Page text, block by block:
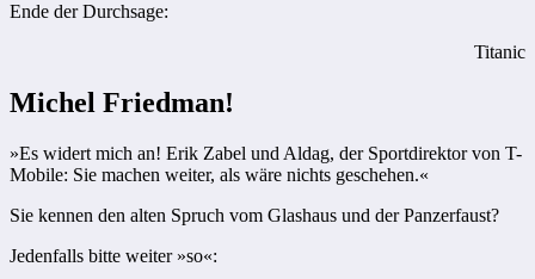
Ende der Durchsage:
Titanic
Michel Friedman!
»Es widert mich an! Erik Zabel und Aldag, der Sportdirektor von T-
Mobile: Sie machen weiter, als wäre nichts geschehen.«
Sie kennen den alten Spruch vom Glashaus und der Panzerfaust?
Jedenfalls bitte weiter »so«: